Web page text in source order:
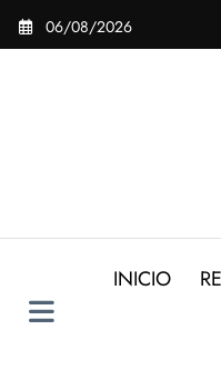
Saltar
06/08/2026
INICIO